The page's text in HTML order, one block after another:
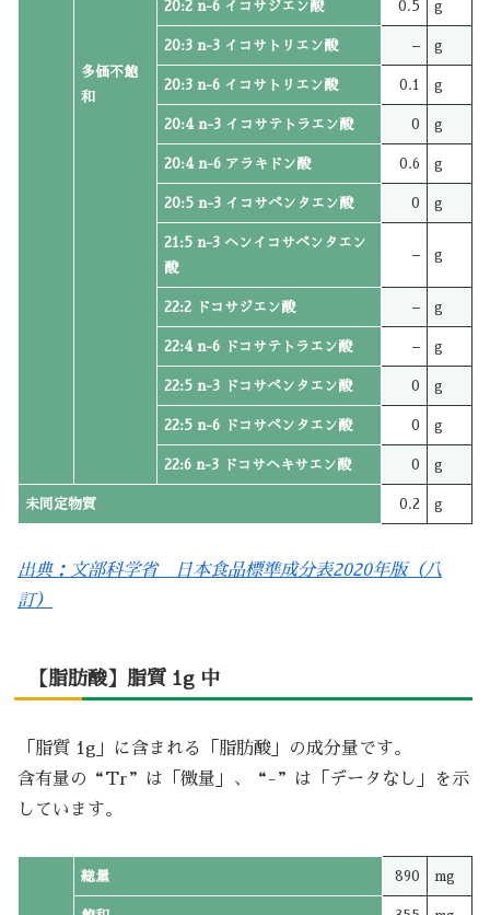
多価不飽
和
20:2 n-6 イコサジエン酸 0.5 g
20:3 n-3 イコサトリエン酸 – g
20:3 n-6 イコサトリエン酸 0.1 g
20:4 n-3 イコサテトラエン酸 0 g
20:4 n-6 アラキドン酸 0.6 g
20:5 n-3 イコサペンタエン酸 0 g
21:5 n-3 ヘンイコサペンタエン
酸
– g
22:2 ドコサジエン酸 – g
22:4 n-6 ドコサテトラエン酸 – g
22:5 n-3 ドコサペンタエン酸 0 g
22:5 n-6 ドコサペンタエン酸 0 g
22:6 n-3 ドコサヘキサエン酸 0 g
未同定物質 0.2 g
出典：文部科学省 日本食品標準成分表2020年版（八
訂）
【脂肪酸】脂質 1g 中
「脂質 1g」に含まれる「脂肪酸」の成分量です。
含有量の“Tr”は「微量」、“-”は「データなし」を示
しています。
総量 890 mg